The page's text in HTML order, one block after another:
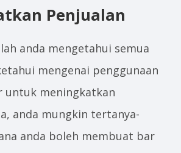
Penjualan
anda mengetahui semua
mengenai penggunaan
untuk meningkatkan
anda mungkin tertanya-
anda boleh membuat bar